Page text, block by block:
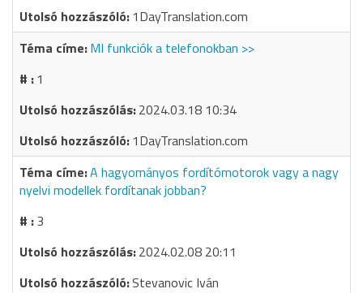
1DayTranslation.com
MI funkciók a telefonokban >>
1
2024.03.18 10:34
1DayTranslation.com
A hagyományos fordítómotorok vagy a nagy
nyelvi modellek fordítanak jobban?
3
2024.02.08 20:11
Stevanovic Iván